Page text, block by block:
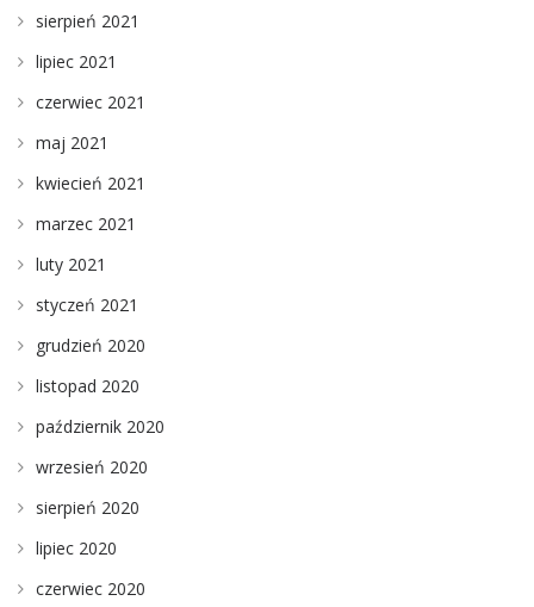
sierpień 2021
lipiec 2021
czerwiec 2021
maj 2021
kwiecień 2021
marzec 2021
luty 2021
styczeń 2021
grudzień 2020
listopad 2020
październik 2020
wrzesień 2020
sierpień 2020
lipiec 2020
czerwiec 2020